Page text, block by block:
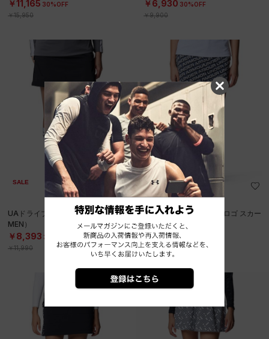
￥11,165 30%OFF
￥15,950
￥6,930 30%OFF
￥9,900
SALE
UAドライブ スカート（ゴルフ/WO
MEN）
￥8,393 30%OFF
￥11,990
SALE
UAドライブ スラッシュ ロゴ スカー
ト（ゴルフ/WOMEN）
￥11,16530%OFF
￥15,950